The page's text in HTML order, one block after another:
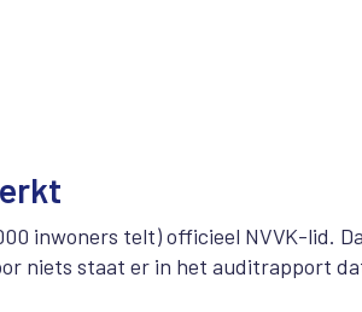
inwoners telt) officieel NVVK-lid.
niets staat er in het auditrapport